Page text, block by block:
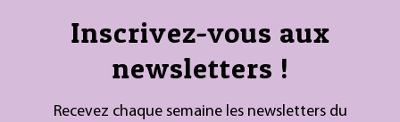
Inscrivez-vous aux
newsletters !
Recevez chaque semaine les newsletters du